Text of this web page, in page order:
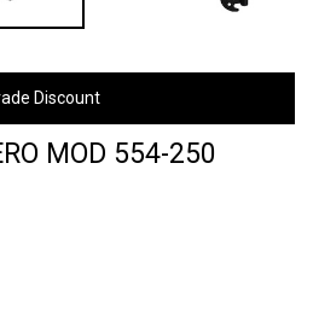
Discount
MOD 554-250